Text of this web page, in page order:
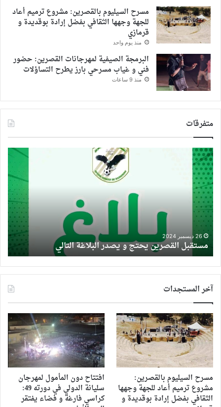
مسرح السيليوم بالقصرين: مشروع ترميم أعاد
للجهة وجهها الثقافي بفضل إرادة بوقديدة و
قرمازي
منذ يوم واحد
البرمجة الصيفية لمهرجانات القصرين: حضور
فني و غياب مسرحي بارز يطرح التساؤلات
منذ 9 ساعات
متفرقات
مستقبل
القصرين
يحتج
و
يصدر
البلاغة
التالي
26 ديسمبر 2024
مستقبل القصرين يحتج و يصدر البلاغة التالي
في
آخر المستجدات
مسرح السيليوم بالقصرين:
مشروع ترميم أعاد للجهة وجهها
الثقافي بفضل إرادة بوقديدة و
افتتاح دون المأمول لمهرجان
سليانة الدولي في دورته 49:
كراسي فارغة و فضاء يفتقر